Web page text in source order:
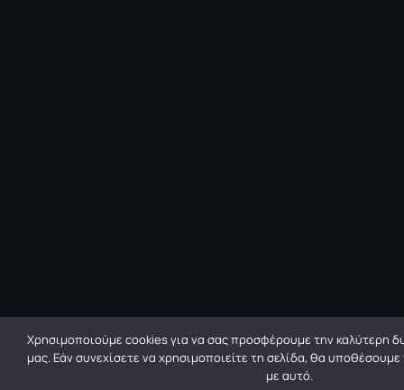
Χρησιμοποιούμε cookies για να σας προσφέρουμε την καλύτερη
μας. Εάν συνεχίσετε να χρησιμοποιείτε τη σελίδα, θα
με αυτό.